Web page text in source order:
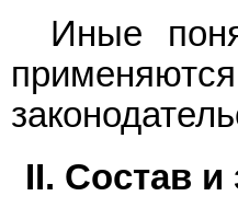
Иные
II. Состав